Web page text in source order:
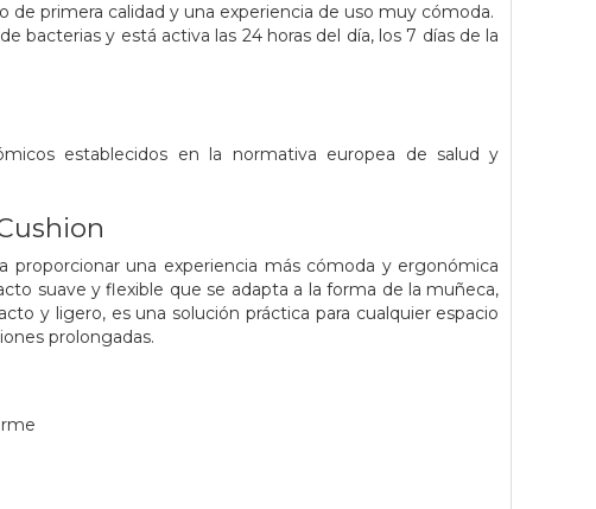
primera calidad y una experiencia de uso muy cómoda.
bacterias y está activa las 24 horas del día, los 7 días de la
establecidos en la normativa europea de salud y
proporcionar una experiencia más cómoda y ergonómica
suave y flexible que se adapta a la forma de la muñeca,
y ligero, es una solución práctica para cualquier espacio
prolongadas.